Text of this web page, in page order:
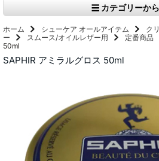
カテゴリーか
ホーム シューケア オールアイテム
ク
ー
スムース/オイルレザー用 定番商品
50ml
SAPHIR アミラルグロス 50ml